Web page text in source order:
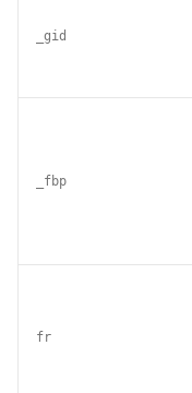
_gid
_fbp
fr